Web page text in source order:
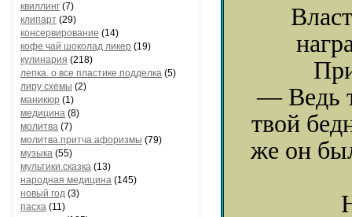
квиллинг (7)
клипарт (29)
консервирование (14)
кофе чай шоколад ликер (19)
кулинария (218)
лепка. о все пластике.подделка (5)
лиру схемы (2)
маникюр (1)
медицина (8)
молитва (7)
молитва.притча.афоризмы (79)
музыка (55)
мультики.сказка (13)
народная медицина (145)
новый год (3)
пасха (11)
— Ведь
твой
же он